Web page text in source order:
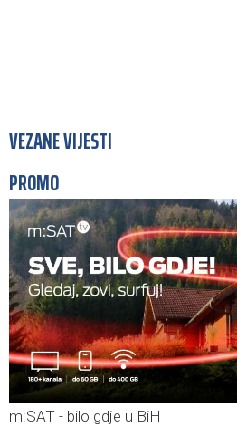
VEZANE VIJESTI
PROMO
m:SAT - bilo gdje u BiH